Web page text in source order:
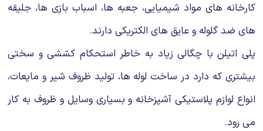
كارخانه های مواد شیمیایی، جعبه ها، اسباب بازی ها، جلیقه
های ضد گلوله و عایق های الكتریكی دارند.
پلی اتیلن با چگالی زیاد به خاطر استحكام كششی و سختی
بیشتری كه دارد در ساخت لوله ها، تولید ظروف شیر و مایعات،
انواع لوازم پلاستیكی آشپزخانه و بسیاری وسایل و ظروف به كار
می رود.